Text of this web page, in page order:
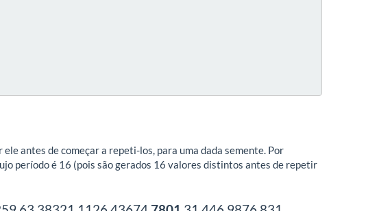
antes de começar a repeti-los, para uma dada semente. Por
período é 16 (pois são gerados 16 valores distintos antes de repetir